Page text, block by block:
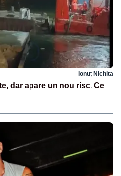
Ionuț Nichita
dar apare un nou risc. Ce